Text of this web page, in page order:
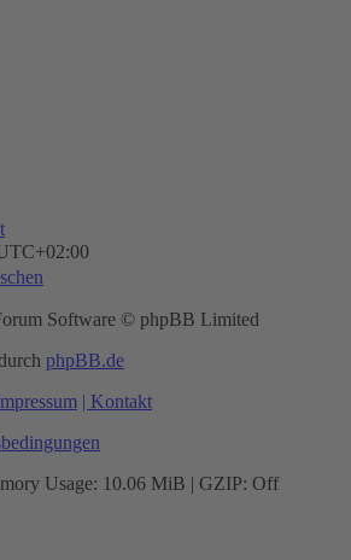
Software © phpBB Limited
phpBB.de
| Kontakt
Usage: 10.06 MiB | GZIP: Off